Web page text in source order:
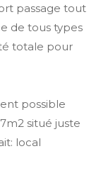
passage tout
de tous types
totale pour
possible
situé juste
local